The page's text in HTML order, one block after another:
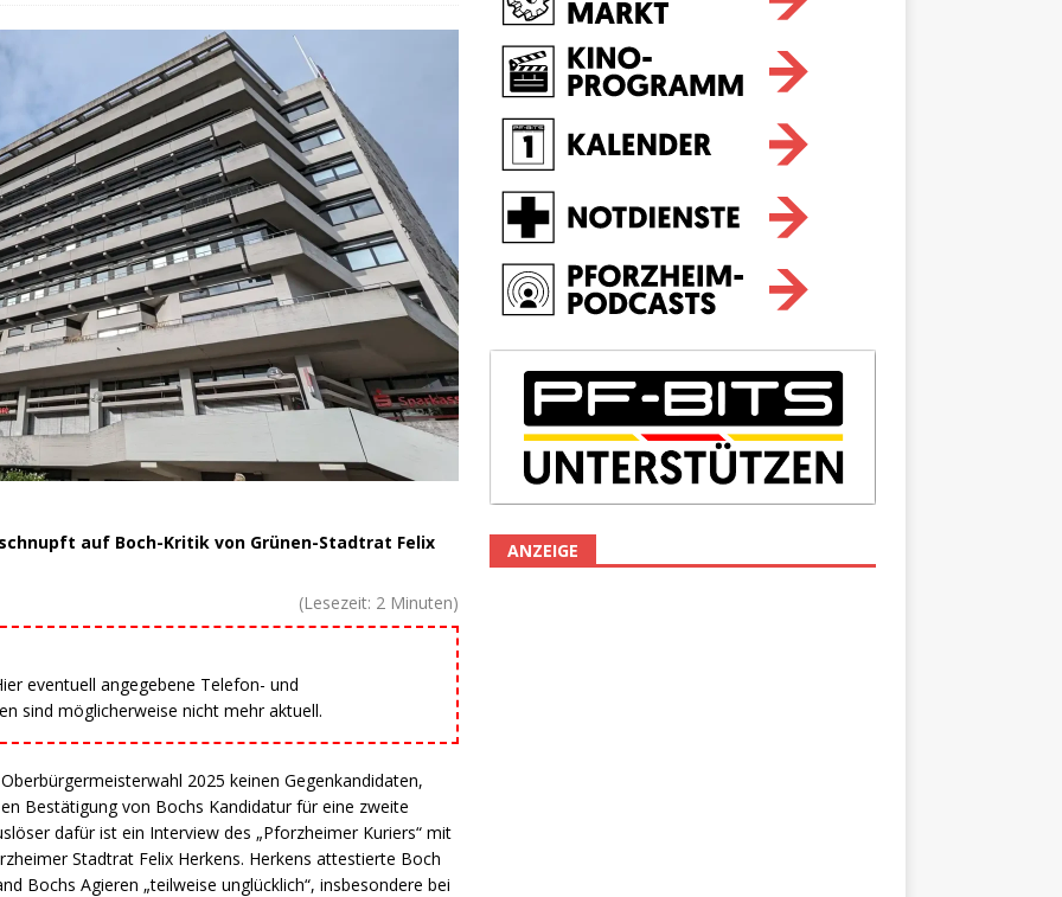
auf Boch-Kritik von Grünen-Stadtrat Felix
(Lesezeit: 2 Minuten)
eventuell angegebene Telefon- und
sind möglicherweise nicht mehr aktuell.
2025 keinen Gegenkandidaten,
Bestätigung von Bochs Kandidatur für eine zweite
dafür ist ein Interview des „Pforzheimer Kuriers“ mit
Stadtrat Felix Herkens. Herkens attestierte Boch
Bochs Agieren „teilweise unglücklich“, insbesondere bei
ANZEIGE